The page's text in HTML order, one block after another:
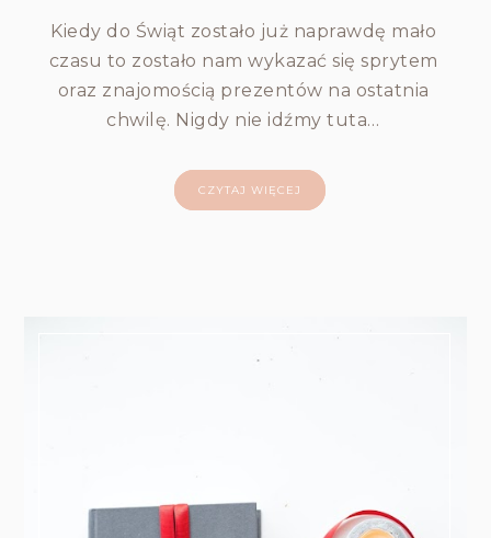
Kiedy do Świąt zostało już naprawdę mało
czasu to zostało nam wykazać się sprytem
oraz znajomością prezentów na ostatnia
chwilę. Nigdy nie idźmy tuta…
CZYTAJ WIĘCEJ